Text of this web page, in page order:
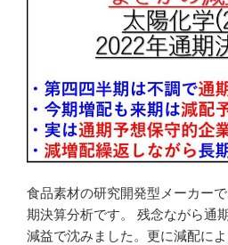
食品素材の研究開発型メーカー
期決算分析です。 残念ながら通
減益で沈みました。更に減配に